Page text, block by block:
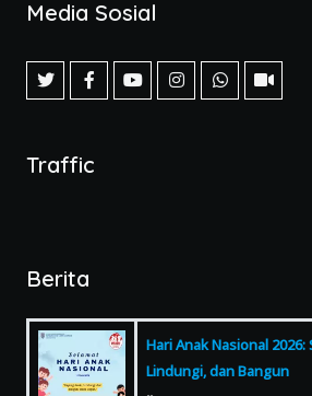
Media Sosial
Traffic
Berita
Hari Anak Nasional 2026:
Lindungi, dan Bangun